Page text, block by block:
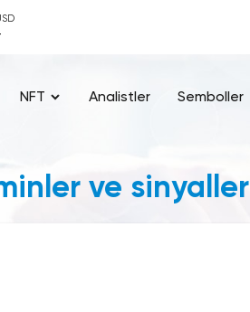
NFT Analistler Semboller
ve sinyaller